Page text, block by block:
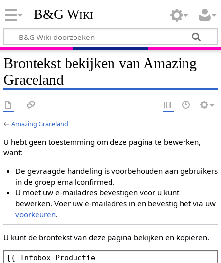
B&G Wiki
Brontekst bekijken van Amazing
Graceland
←Amazing Graceland
U hebt geen toestemming om deze pagina te bewerken,
want:
De gevraagde handeling is voorbehouden aan gebruikers
in de groep emailconfirmed.
U moet uw e-mailadres bevestigen voor u kunt
bewerken. Voer uw e-mailadres in en bevestig het via uw
voorkeuren.
U kunt de brontekst van deze pagina bekijken en kopiëren.